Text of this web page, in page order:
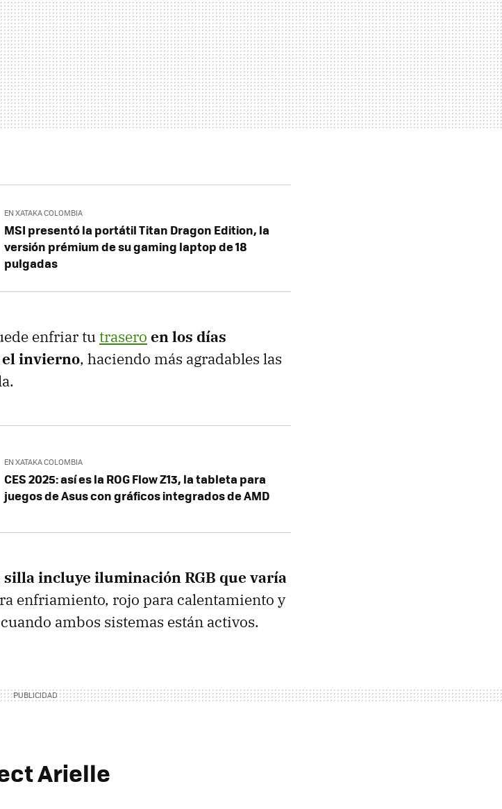
EN XATAKA COLOMBIA
MSI presentó la portátil Titan Dragon Edition, la
versión prémium de su gaming laptop de 18
pulgadas
enfriar tutrasero en los días
invierno, haciendo más agradables las
EN XATAKA COLOMBIA
CES 2025: así es la ROG Flow Z13, la tableta para
juegos de Asus con gráficos integrados de AMD
silla incluye iluminación RGB que varía
enfriamiento, rojo para calentamiento y
ambos sistemas están activos.
Arielle